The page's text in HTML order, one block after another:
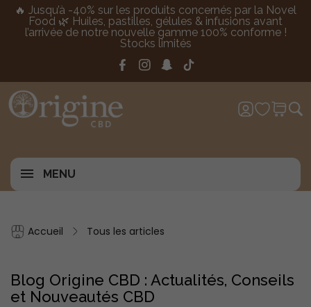
🔥 Jusqu’à -40% sur les produits concernés par la Novel
Food 🌿 Huiles, pastilles, gélules & infusions avant
l’arrivée de notre nouvelle gamme 100% conforme !
Stocks limités
MENU
Accueil Tous les articles
Blog Origine CBD : Actualités, Conseils
et Nouveautés CBD